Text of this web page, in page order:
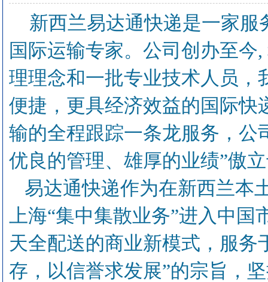
新西兰易达通快递是一家
国际运输专家。公司创办至
理理念和一批专业技术人员，
便捷，更具经济效益的国际快
输的全程跟踪一条龙服务，公
优良的管理、雄厚的业绩”傲
易达通快递作为在新西兰本
上海“集中集散业务”进入中国
天全配送的商业新模式，服务
存，以信誉求发展”的宗旨，